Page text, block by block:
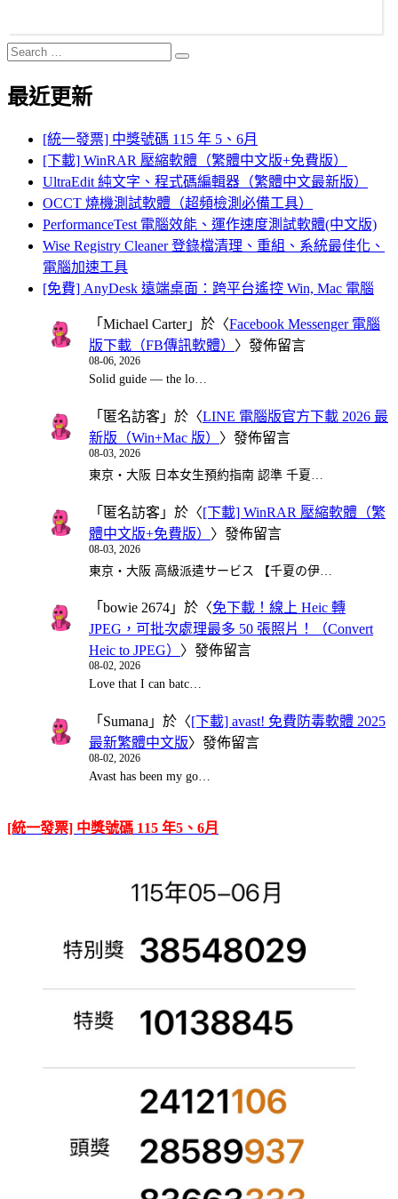
Search
for:
Search
最近更新
[統一發票] 中獎號碼 115 年 5、6月
[下載] WinRAR 壓縮軟體（繁體中文版+免費版）
UltraEdit 純文字、程式碼編輯器（繁體中文最新版）
OCCT 燒機測試軟體（超頻檢測必備工具）
PerformanceTest 電腦效能、運作速度測試軟體(中文版)
Wise Registry Cleaner 登錄檔清理、重組、系統最佳化、
電腦加速工具
[免費] AnyDesk 遠端桌面：跨平台遙控 Win, Mac 電腦
「 Michael Carter」於〈Facebook Messenger 電腦
版下載（FB傳訊軟體） 〉發佈留言
08-06, 2026
Solid guide — the lo…
「 匿名訪客 」於〈LINE 電腦版官方下載 2026 最
新版（Win+Mac 版） 〉發佈留言
08-03, 2026
東京・大阪 日本女生預約指南 認準 千夏…
「 匿名訪客 」於〈[下載] WinRAR 壓縮軟體（繁
體中文版+免費版） 〉發佈留言
08-03, 2026
東京・大阪 高級派遣サービス 【千夏の伊…
「 bowie 2674 」於〈免下載！線上 Heic 轉
JPEG，可批次處理最多 50 張照片！（Convert
Heic to JPEG） 〉發佈留言
08-02, 2026
Love that I can batc…
「 Sumana 」於〈[下載] avast! 免費防毒軟體 2025
最新繁體中文版〉發佈留言
08-02, 2026
Avast has been my go…
[統一發票] 中獎號碼 115 年5、6月